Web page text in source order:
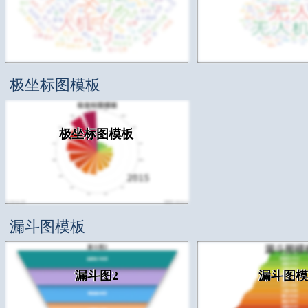
极坐标图模板
极坐标图模板
漏斗图模板
漏斗图2 漏斗图